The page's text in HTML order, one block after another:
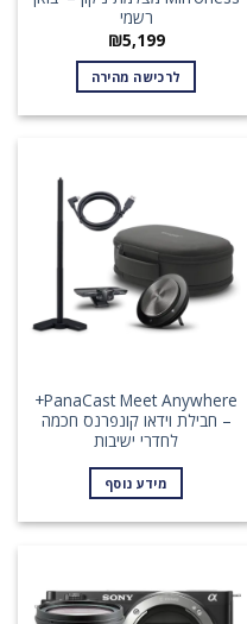
רשמי
₪5,199
לרכישה מהירה
PanaCast Meet Anywhere+
– חבילת וידאו קונפרנס חכמה
לחדרי ישיבות
מידע נוסף